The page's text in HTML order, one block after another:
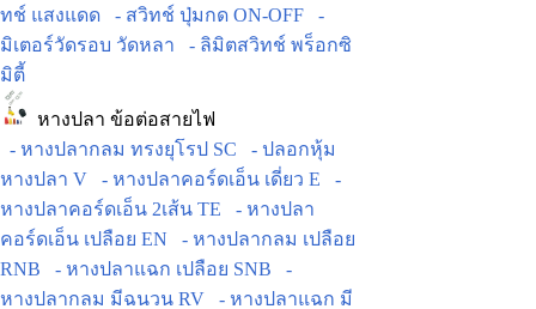
ทช์ แสงแดด
- สวิทช์ ปุ่มกด ON-OFF
-
มิเตอร์วัดรอบ วัดหลา
- ลิมิตสวิทช์ พร็อกซิ
มิตี้
หางปลา ข้อต่อสายไฟ
- หางปลากลม ทรงยุโรป SC
- ปลอกหุ้ม
หางปลา V
- หางปลาคอร์ดเอ็น เดี่ยว E
-
หางปลาคอร์ดเอ็น 2เส้น TE
- หางปลา
คอร์ดเอ็น เปลือย EN
- หางปลากลม เปลือย
RNB
- หางปลาแฉก เปลือย SNB
-
หางปลากลม มีฉนวน RV
- หางปลาแฉก มี